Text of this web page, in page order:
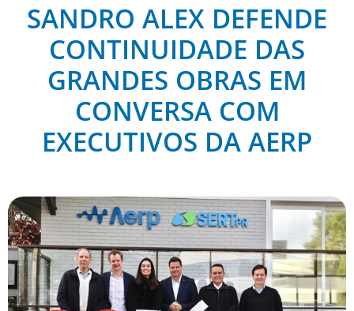
SANDRO ALEX DEFENDE
CONTINUIDADE DAS
GRANDES OBRAS EM
CONVERSA COM
EXECUTIVOS DA AERP